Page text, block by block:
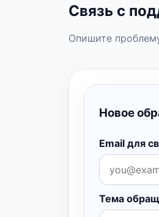
Связь с
Опишите
Новое
Email для
Тема